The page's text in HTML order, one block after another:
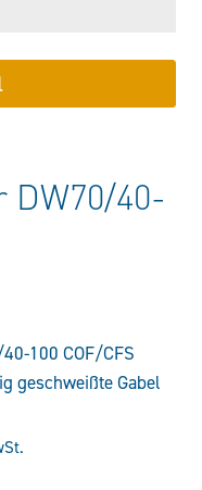
40-
100 COF/CFS
geschweißte Gabel